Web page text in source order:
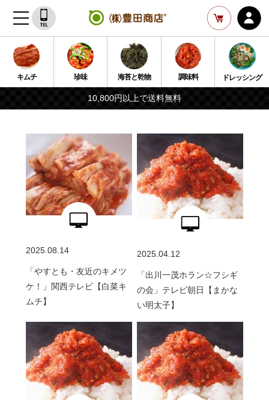
キムチ 珍味 海苔と乾物 調味料 ドレッシング
10,800円以上で送料無料
2025.08.14
「やすとも・友近のキメツ
ケ！」関西テレビ【白菜キ
ムチ】
2025.04.12
「出川一茂ホラン☆フシギ
の会」テレビ朝日【まかな
い明太子】